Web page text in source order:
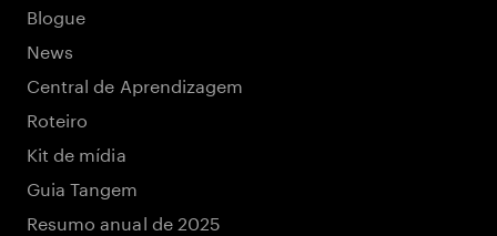
Blogue
News
Central de Aprendizagem
Roteiro
Kit de mídia
Guia Tangem
Resumo anual de 2025